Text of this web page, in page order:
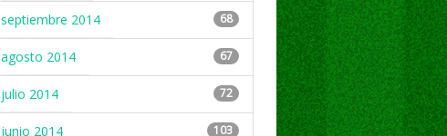
septiembre 2014 68
agosto 2014 67
julio 2014 72
junio 2014 103